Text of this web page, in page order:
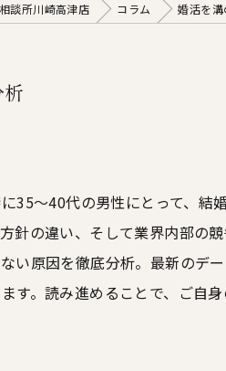
談所川崎高津店 コラム 婚活を
～40代の男性にとって、結
の違い、そして業界内部の
い原因を徹底分析。最新のデ
。読み進めることで、ご自